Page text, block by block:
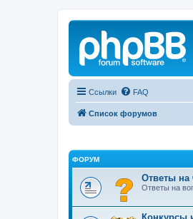
Ссылки FAQ
Список форумов
ФОРУМ
Ответы на
Ответы на